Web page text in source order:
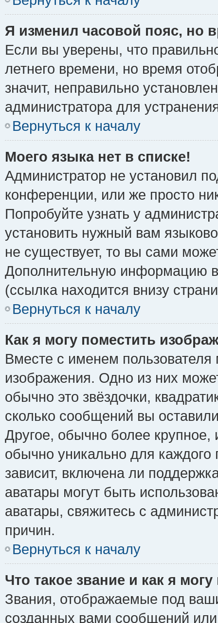
Я изменил часовой пояс, но
Если вы уверены, что
летнего времени, но время
значит, неправильно
администратора для
Вернуться к началу
Моего языка нет в списке!
Администратор не установил
конференции, или же просто
Попробуйте узнать у
установить нужный вам
не существует, то вы сами
Дополнительную информацию
(ссылка находится внизу
Вернуться к началу
Как я могу поместить
Вместе с именем пользователя
изображения. Одно из них
обычно это звёздочки,
сколько сообщений вы
Другое, обычно более крупное,
обычно уникально для каждого
зависит, включена ли
аватары могут быть
аватары, свяжитесь с
причин.
Вернуться к началу
Что такое звание и как я
Звания, отображаемые под
созданных вами сообщений